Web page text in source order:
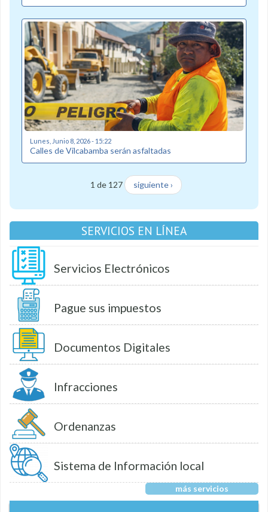
Lunes, Junio 8, 2026 - 15:22
Calles de Vilcabamba serán asfaltadas
1 de 127 siguiente ›
SERVICIOS EN LÍNEA
Servicios Electrónicos
Pague sus impuestos
Documentos Digitales
Infracciones
Ordenanzas
Sistema de Información local
más servicios